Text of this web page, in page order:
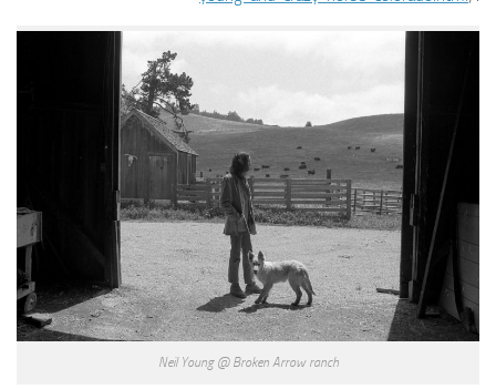
Neil Young @ Broken Arrow ranch